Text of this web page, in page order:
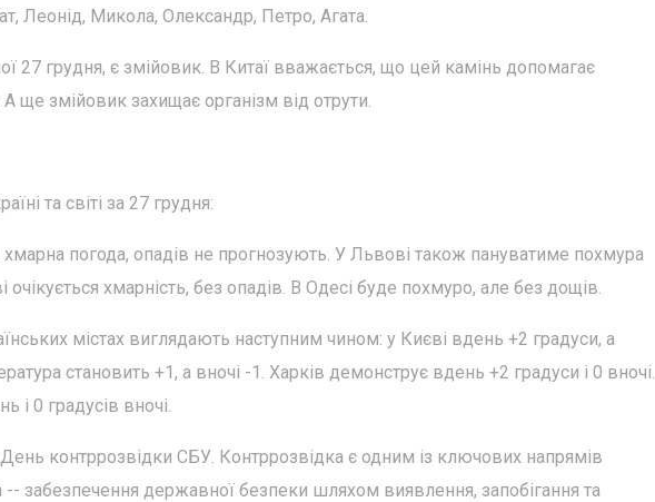
Леонід, Микола, Олександр, Петро, Агата.
27 грудня, є змійовик. В Китаї вважається, що цей камінь допомагає
А ще змійовик захищає організм від отрути.
та світі за 27 грудня:
хмарна погода, опадів не прогнозують. У Львові також пануватиме похмура
хмарність, без опадів. В Одесі буде похмуро, але без дощів.
містах виглядають наступним чином: у Києві вдень +2 градуси, а
становить +1, а вночі -1. Харків демонструє вдень +2 градуси і 0 вночі.
і 0 градусів вночі.
контррозвідки СБУ. Контррозвідка є одним із ключових напрямів
-- забезпечення державної безпеки шляхом виявлення, запобігання та